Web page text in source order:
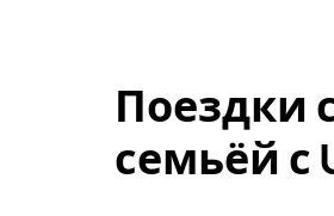
Поездки
семьёй с